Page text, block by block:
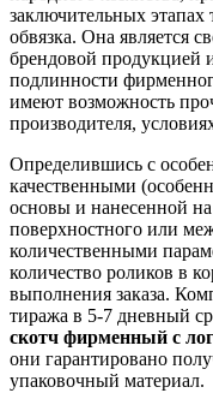
заключительных этапах
обвязка. Она является
брендовой продукцией
подлинности
имеют возможность
производителя,
Определившись с
качественными
основы и нанесенной
поверхностного или
количественными
количество роликов в
выполнения заказа.
тиража в 5-7 дневный
скотч фирменный с
они гарантировано
упаковочный материал.